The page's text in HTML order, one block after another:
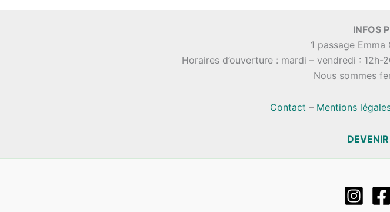
INFOS
1 passage Emma
Horaires d’ouverture : mardi – vendredi :
Nous sommes
Contact – Mentions